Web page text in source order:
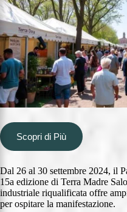
Scopri di Più
Dal 26 al 30 settembre 2024, il
15a edizione di Terra Madre
industriale riqualificata offre
per ospitare la manifestazione.